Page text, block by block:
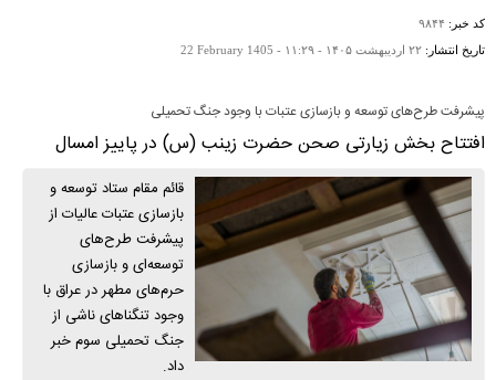
کد خبر: ۹۸۴۴
تاریخ انتشار: ۲۲ ارديبهشت ۱۴۰۵ - ۱۱:۲۹ - 22 February 1405
پیشرفت طرح‌های توسعه و بازسازی عتبات با وجود جنگ تحمیلی
افتتاح بخش زیارتی صحن حضرت زینب (س) در پاییز امسال
قائم مقام ستاد توسعه و
بازسازی عتبات عالیات از
پیشرفت طرح‌های
توسعه‌ای و بازسازی
حرم‌های مطهر در عراق با
وجود تنگنا‌های ناشی از
جنگ تحمیلی سوم خبر
داد.